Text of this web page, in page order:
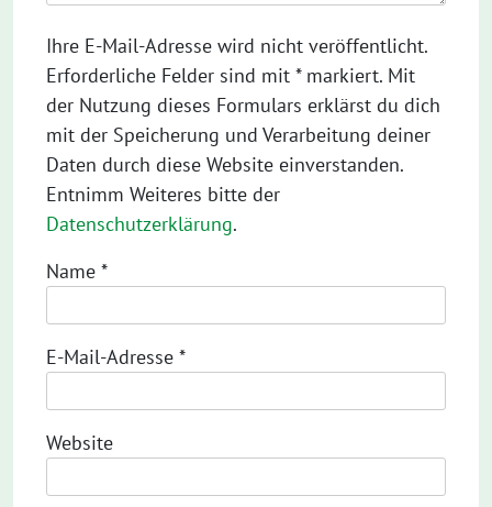
Ihre E-Mail-Adresse wird nicht veröffentlicht.
Erforderliche Felder sind mit * markiert. Mit
der Nutzung dieses Formulars erklärst du dich
mit der Speicherung und Verarbeitung deiner
Daten durch diese Website einverstanden.
Entnimm Weiteres bitte der
Datenschutzerklärung.
Name *
E-Mail-Adresse *
Website